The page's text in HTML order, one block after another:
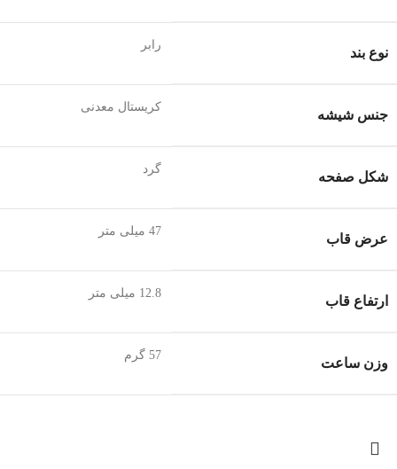
نوع بند
رابر
جنس شیشه
کریستال معدنی
شکل صفحه
گرد
عرض قاب
47 میلی متر
ارتفاع قاب
12.8 میلی متر
وزن ساعت
57 گرم